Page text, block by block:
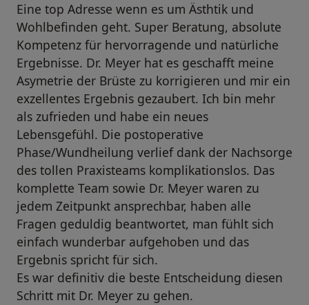
Eine top Adresse wenn es um Ästhtik und
Wohlbefinden geht. Super Beratung, absolute
Kompetenz für hervorragende und natürliche
Ergebnisse. Dr. Meyer hat es geschafft meine
Asymetrie der Brüste zu korrigieren und mir ein
exzellentes Ergebnis gezaubert. Ich bin mehr
als zufrieden und habe ein neues
Lebensgefühl. Die postoperative
Phase/Wundheilung verlief dank der Nachsorge
des tollen Praxisteams komplikationslos. Das
komplette Team sowie Dr. Meyer waren zu
jedem Zeitpunkt ansprechbar, haben alle
Fragen geduldig beantwortet, man fühlt sich
einfach wunderbar aufgehoben und das
Ergebnis spricht für sich.
Es war definitiv die beste Entscheidung diesen
Schritt mit Dr. Meyer zu gehen.